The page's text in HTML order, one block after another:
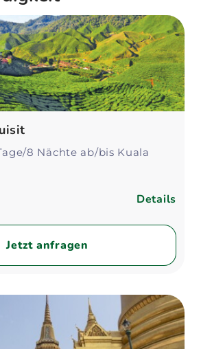
8 Nächte ab/bis Kuala
Details
Jetzt anfragen